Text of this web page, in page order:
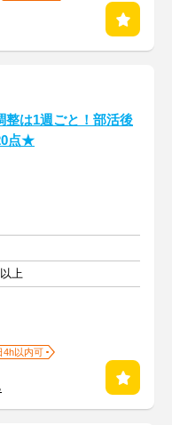
整は1週ごと！部活後
点★
上
4h以内可